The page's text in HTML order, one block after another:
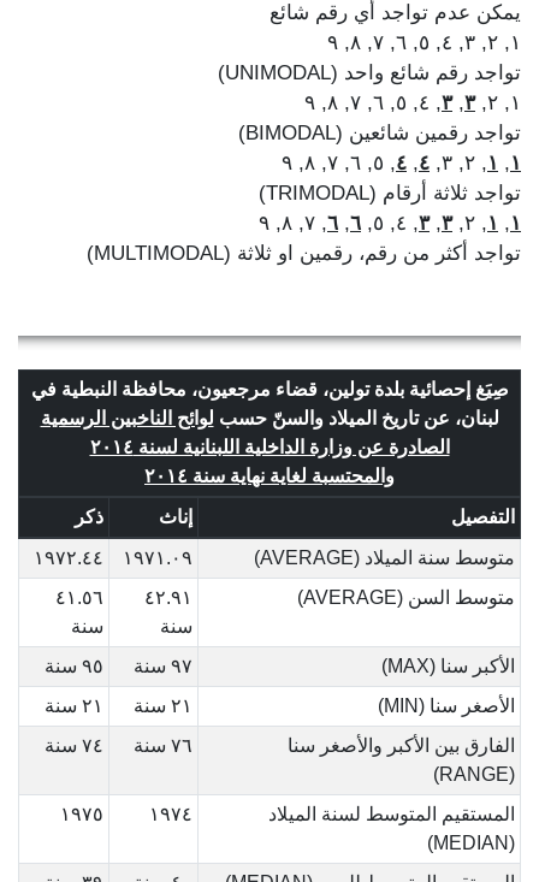
يمكن عدم تواجد أي رقم شائع
١, ٢, ٣, ٤, ٥, ٦, ٧, ٨, ٩
تواجد رقم شائع واحد (UNIMODAL)
١, ٢,
٣,٣, ٤, ٥, ٦, ٧, ٨, ٩
تواجد رقمين شائعين (BIMODAL)
١, ١, ٢, ٣, ٤, ٤, ٥, ٦, ٧, ٨, ٩
تواجد ثلاثة أرقام (TRIMODAL)
١, ١, ٢, ٣,٣, ٤, ٥, ٦, ٦, ٧, ٨, ٩
تواجد أكثر من رقم، رقمين او ثلاثة (MULTIMODAL)
صِيَغ إحصائية بلدة تولين، قضاء مرجعيون، محافظة النبطية في
لبنان، عن تاريخ الميلاد والسنّ حسب لوائح الناخبين الرسمية
الصادرة عن وزارة الداخلية اللبنانية لسنة ٢٠١٤
والمحتسبة لغاية نهاية سنة ٢٠١٤
التفصيل
إناث
ذكر
متوسط سنة الميلاد (AVERAGE)
١٩٧١.٠٩
١٩٧٢.٤٤
متوسط السن (AVERAGE)
٤٢.٩١
سنة
٤١.٥٦
سنة
الأكبر سنا (MAX)
٩٧ سنة
٩٥ سنة
الأصغر سنا (MIN)
٢١ سنة
٢١ سنة
الفارق بين الأكبر والأصغر سنا
(RANGE)
٧٦ سنة ٧٤ سنة
المستقيم المتوسط لسنة الميلاد
(MEDIAN)
١٩٧٤ ١٩٧٥